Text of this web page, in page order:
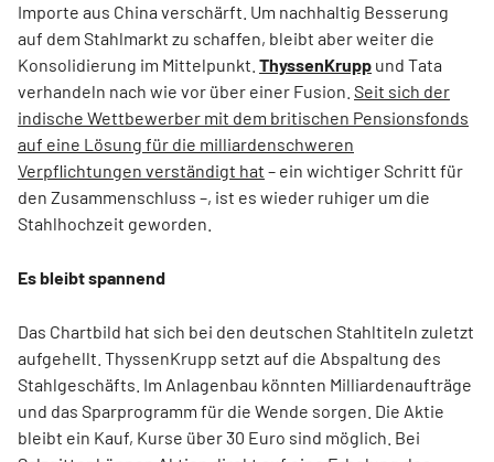
Importe aus China verschärft. Um nachhaltig Besserung
auf dem Stahlmarkt zu schaffen, bleibt aber weiter die
Konsolidierung im Mittelpunkt. ThyssenKrupp und Tata
verhandeln nach wie vor über einer Fusion. Seit sich der
indische Wettbewerber mit dem britischen Pensionsfonds
auf eine Lösung für die milliardenschweren
Verpflichtungen verständigt hat – ein wichtiger Schritt für
den Zusammenschluss –, ist es wieder ruhiger um die
Stahlhochzeit geworden.
Es bleibt spannend
Das Chartbild hat sich bei den deutschen Stahltiteln zuletzt
aufgehellt. ThyssenKrupp setzt auf die Abspaltung des
Stahlgeschäfts. Im Anlagenbau könnten Milliardenaufträge
und das Sparprogramm für die Wende sorgen. Die Aktie
bleibt ein Kauf, Kurse über 30 Euro sind möglich. Bei